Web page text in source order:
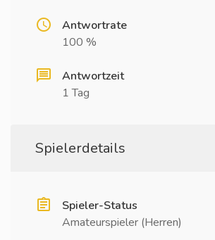
Antwortrate
100 %
Antwortzeit
1 Tag
Spielerdetails
Spieler-Status
Amateurspieler (Herren)